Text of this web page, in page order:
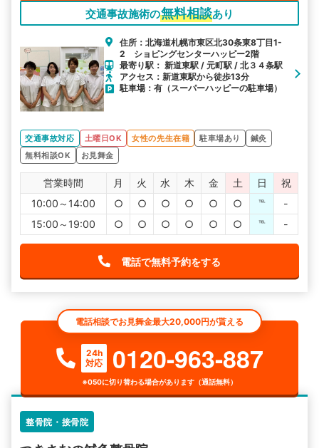
交通事故施術の無料相談あり
住所：北海道札幌市東区北30条東8丁目1-
2 ショピングセンターハッピー2階
最寄り駅： 新道東駅 / 元町駅 / 北３４条駅
アクセス：新道東駅から徒歩13分
駐車場：有（スーパーハッピーの駐車場）
交通事故対応 土曜日OK 女性の先生在籍 駐車場あり
鍼灸
無料相談OK
お見舞金
営業時間 月 火 水 木 金 土 日
祝
10:00～14:00
○ ○ ○ ○ ○ ○ ℡
-
15:00～19:00
○ ○ ○ ○ ○ ○ ℡ -
電話で無料予約をする
電話相談でお見舞金最大20,000円が貰える
24h
対応
0120-963-887
※050に切り替わる場合があります（通話無料）
整骨院・接骨院